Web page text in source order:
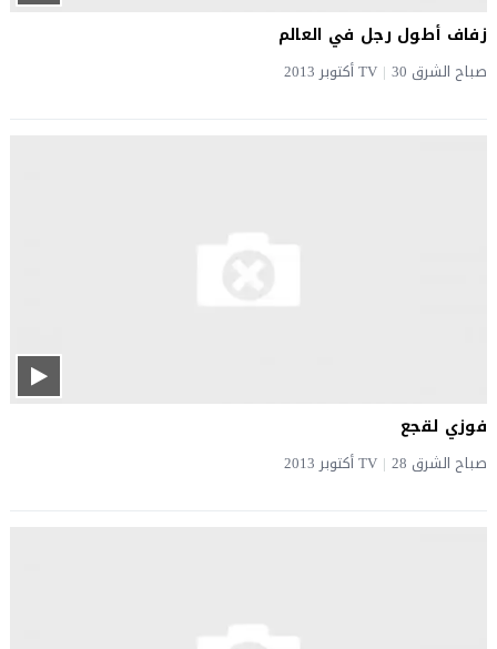
زفاف أطول رجل في العالم
صباح الشرق TV 30 أكتوبر 2013
فوزي لقجع
صباح الشرق TV 28 أكتوبر 2013